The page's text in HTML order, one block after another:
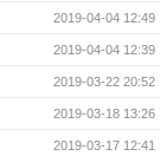
2019-04-04 12:49
2019-04-04 12:39
2019-03-22 20:52
2019-03-18 13:26
2019-03-17 12:41